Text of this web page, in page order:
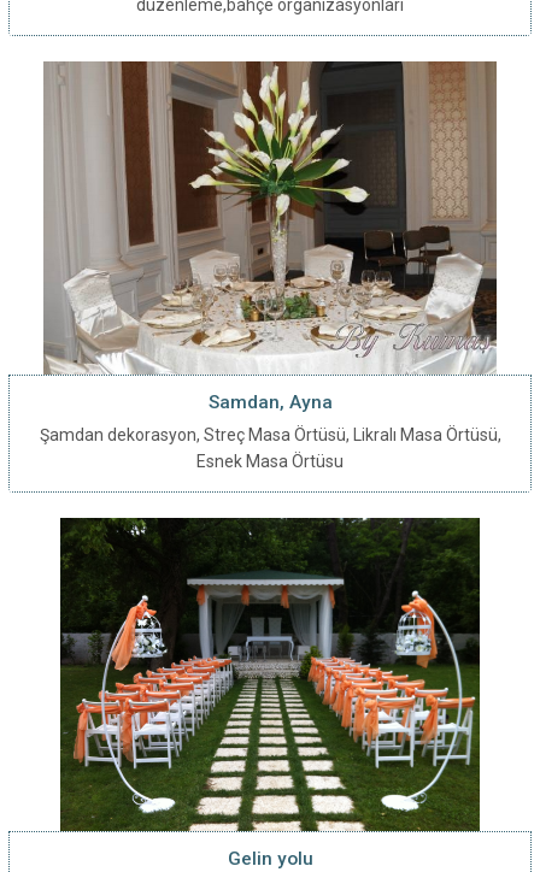
düzenleme,bahçe organizasyonları
Samdan, Ayna
Şamdan dekorasyon, Streç Masa Örtüsü, Likralı Masa Örtüsü,
Esnek Masa Örtüsu
Gelin yolu